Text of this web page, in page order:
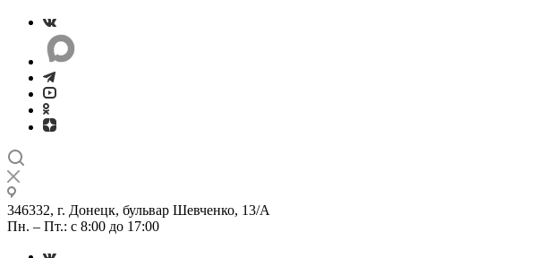
346332, г. Донецк, бульвар Шевченко, 13/А
Пн. – Пт.: с 8:00 до 17:00